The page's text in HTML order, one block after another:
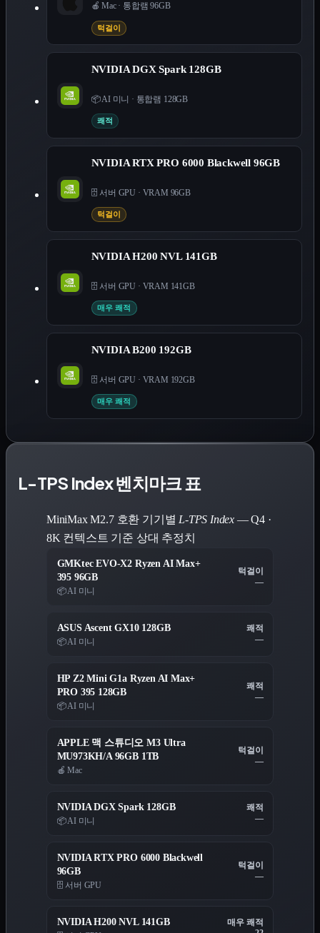
🍎 Mac· 통합램 96GB
턱걸이
NVIDIA DGX Spark 128GB
📦 AI 미니 · 통합램 128GB
쾌적
NVIDIA RTX PRO 6000 Blackwell 96GB
🗄️ 서버 GPU · VRAM 96GB
턱걸이
NVIDIA H200 NVL 141GB
🗄️ 서버 GPU · VRAM 141GB
매우 쾌적
NVIDIA B200 192GB
🗄️ 서버 GPU · VRAM 192GB
매우 쾌적
L-TPS Index 벤치마크 표
MiniMax M2.7 호환 기기별 L-TPS Index — Q4 ·
8K 컨텍스트 기준 상대 추정치
GMKtec EVO-X2 Ryzen AI Max+
395 96GB
📦 AI 미니
턱걸이
—
ASUS Ascent GX10 128GB
📦 AI 미니
쾌적
—
HP Z2 Mini G1a Ryzen AI Max+
PRO 395 128GB
📦 AI 미니
쾌적
—
APPLE 맥 스튜디오 M3 Ultra
MU973KH/A 96GB 1TB
🍎 Mac
턱걸이
—
NVIDIA DGX Spark 128GB
📦 AI 미니
쾌적
—
NVIDIA RTX PRO 6000 Blackwell
96GB
🗄️ 서버 GPU
턱걸이
—
NVIDIA H200 NVL 141GB
매우 쾌적